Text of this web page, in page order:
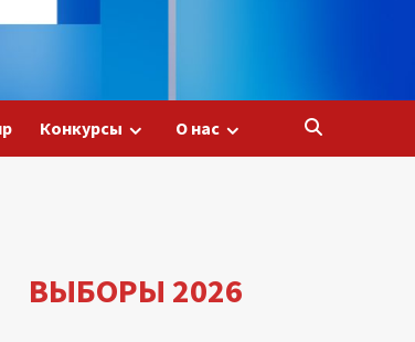
Конкурсы О нас
ВЫБОРЫ 2026